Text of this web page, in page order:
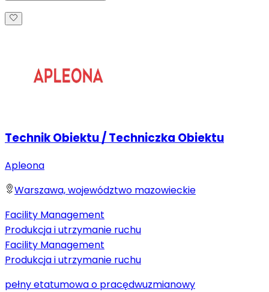
Technik Obiektu / Techniczka Obiektu
Apleona
Warszawa, województwo mazowieckie
Facility Management
Produkcja i utrzymanie ruchu
Facility Management
Produkcja i utrzymanie ruchu
pełny etatumowa o pracędwuzmianowy